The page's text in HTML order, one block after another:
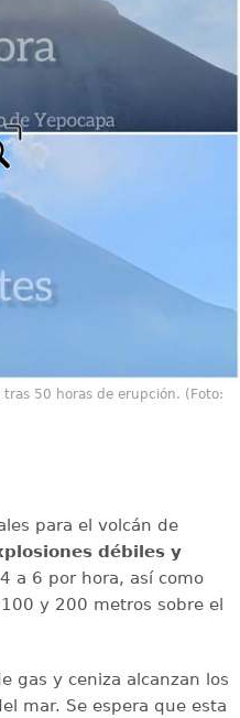
tras 50 horas de erupción. (Foto:
para el volcán de
débiles y
a 6 por hora, así como
y 200 metros sobre el
gas y ceniza alcanzan los
mar. Se espera que esta